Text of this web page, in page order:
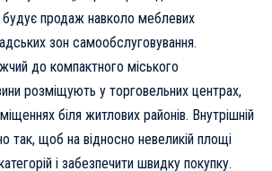
будує продаж навколо меблевих
зон самообслуговування.
до компактного міського
розміщують у торговельних центрах,
біля житлових районів. Внутрішній
так, щоб на відносно невеликій площі
і забезпечити швидку покупку.